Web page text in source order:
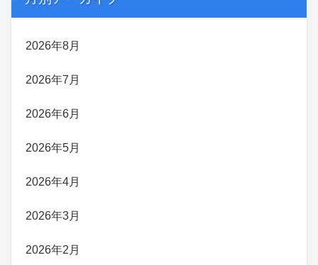
2026年8月
2026年7月
2026年6月
2026年5月
2026年4月
2026年3月
2026年2月